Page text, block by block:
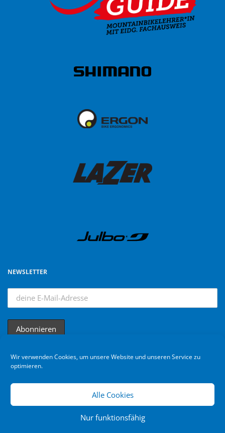
Wir verwenden Cookies, um unsere Website und unseren Service zu
optimieren.
Alle Cookies
Nur funktionsfähig
NEWSLETTER
Bikebuebe © 2024. All rights reserved